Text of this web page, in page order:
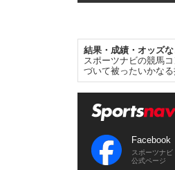
結果・成績・オッズ
スポーツナビの競馬
づいて被ったいかな
Facebook
スポーツナビ
公式ページ